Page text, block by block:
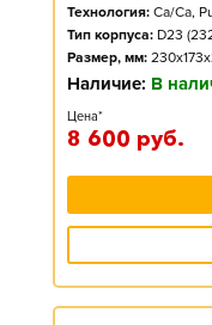
Технология: Ca/Ca,
Тип корпуса: D23
Размер, мм:
Наличие: В
Цена*
8 600 руб.